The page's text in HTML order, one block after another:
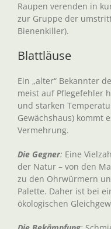
Raupen verenden in
zur Gruppe der
Bienenkiller).
Blattläuse
Ein „alter“ Bekannter
meist auf Pflegefehler
und starken
Gewächshaus) kommt
Vermehrung.
Die Gegner: Eine
der Natur – von den
zu den Ohrwürmern
Palette. Daher ist bei
ökologischen